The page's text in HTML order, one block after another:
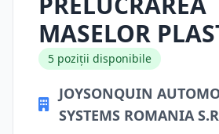
MASELOR
5 poziții disponibile
JOYSONQUIN
SYSTEMS ROMANIA